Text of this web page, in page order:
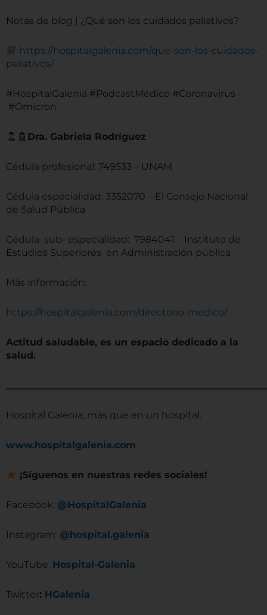
Notas de blog | ¿Qué son los cuidados paliativos?
https://hospitalgalenia.com/que-son-los-cuidados-
paliativos/
#HospitalGalenia #PodcastMédico #Coronavirus
#Ómicron
Dra. Gabriela Rodríguez
Cédula profesional: 749533 – UNAM
Cédula especialidad: 3352070 – El Consejo Nacional
de Salud Pública
Cédula sub- especialidad: 7984041 – Instituto de
Estudios Superiores en Administración pública
Más información:
https://hospitalgalenia.com/directorio-medico/
Actitud saludable, es un espacio dedicado a la
salud.
Hospital Galenia, más que en un hospital.
www.hospitalgalenia.com
¡Síguenos en nuestras redes sociales!
Facebook: @HospitalGalenia
Instagram: @hospital.galenia
YouTube: Hospital-Galenia
Twitter: HGalenia